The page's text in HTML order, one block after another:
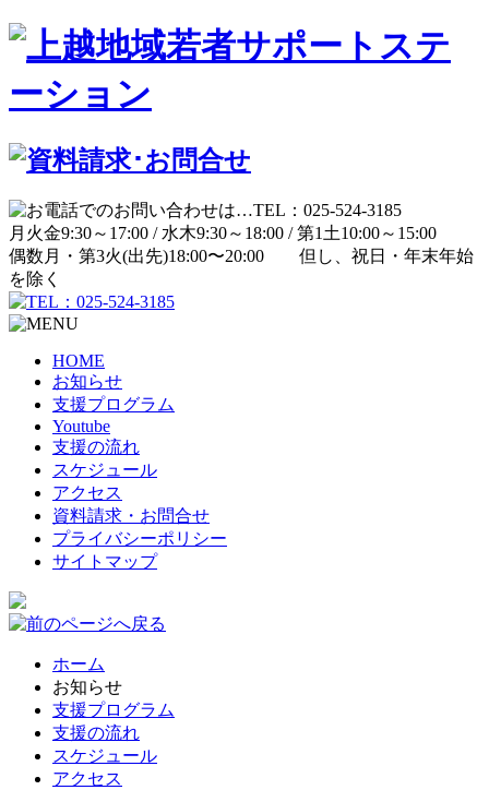
月 火金9:30～17:00 / 水木9:30～18:00 /第1土10:00～15:00
偶数月・第3火(出先)18:00〜20:00 但し、祝日・年末年始
を除く
HOME
お知らせ
支援プログラム
Youtube
支援の流れ
スケジュール
アクセス
資料請求・お問合せ
プライバシーポリシー
サイトマップ
ホーム
お知らせ
支援プログラム
支援の流れ
スケジュール
アクセス